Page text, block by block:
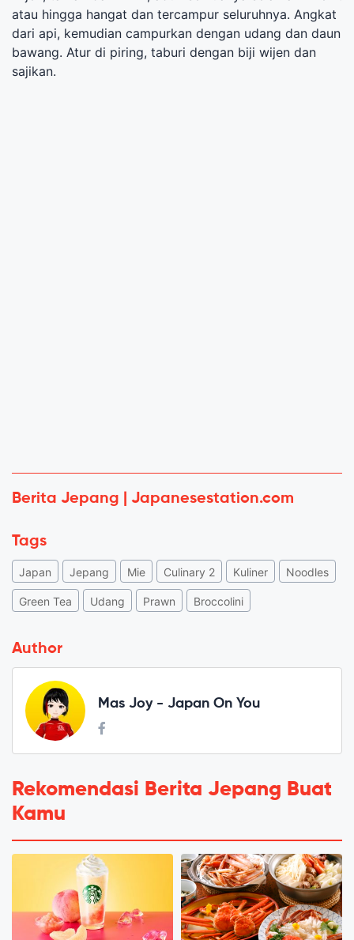
atau hingga hangat dan tercampur seluruhnya. Angkat
dari api, kemudian campurkan dengan udang dan daun
bawang. Atur di piring, taburi dengan biji wijen dan
sajikan.
Berita Jepang | Japanesestation.com
Tags
Japan Jepang Mie Culinary 2 Kuliner Noodles
Green Tea Udang Prawn Broccolini
Author
Mas Joy - Japan On You
Rekomendasi Berita Jepang Buat
Kamu